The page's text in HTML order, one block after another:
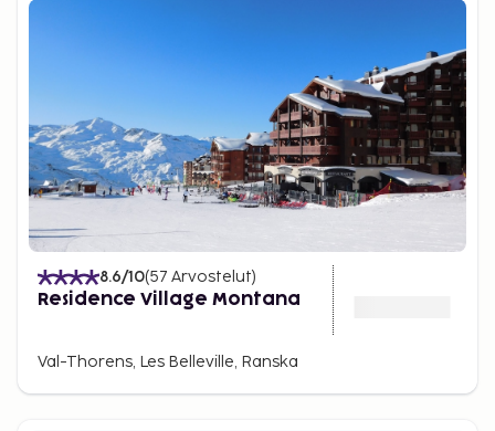
8.6/10(57 Arvostelut)
Residence Village Montana
Val-Thorens, Les Belleville, Ranska